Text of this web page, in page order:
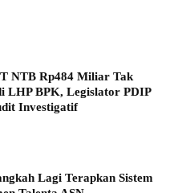
NTB Rp484 Miliar Tak
LHP BPK, Legislator PDIP
Investigatif
Lagi Terapkan Sistem